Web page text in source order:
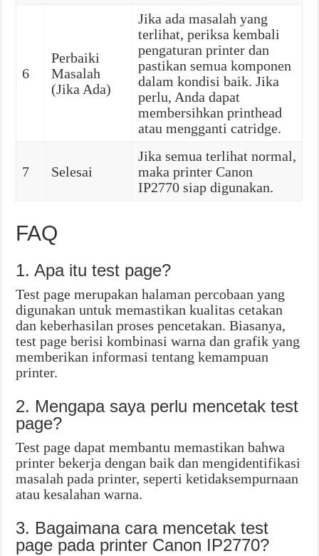
6
Perbaiki
Masalah
(Jika Ada)
Jika ada masalah yang
terlihat, periksa kembali
pengaturan printer dan
pastikan semua komponen
dalam kondisi baik. Jika
perlu, Anda dapat
membersihkan printhead
atau mengganti catridge.
7 Selesai
Jika semua terlihat normal,
maka printer Canon
IP2770 siap digunakan.
FAQ
1. Apa itu test page?
Test page merupakan halaman percobaan yang
digunakan untuk memastikan kualitas cetakan
dan keberhasilan proses pencetakan. Biasanya,
test page berisi kombinasi warna dan grafik yang
memberikan informasi tentang kemampuan
printer.
2. Mengapa saya perlu mencetak test
page?
Test page dapat membantu memastikan bahwa
printer bekerja dengan baik dan mengidentifikasi
masalah pada printer, seperti ketidaksempurnaan
atau kesalahan warna.
3. Bagaimana cara mencetak test
page pada printer Canon IP2770?